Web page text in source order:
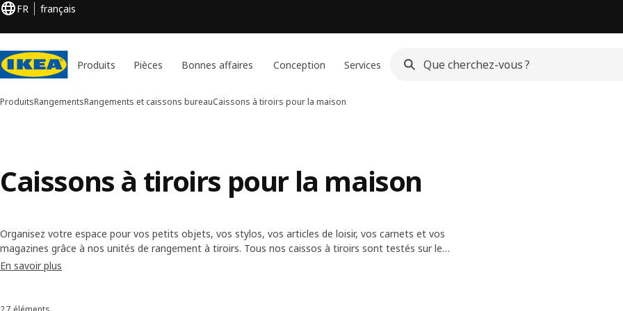
FR français
Produits Pièces Bonnes affaires Conception Services
ProduitsRangementsRangements et caissons bureauCaissons à tiroirs pour la maison
Caissons à tiroirs pour la maison
Organisez votre espace pour vos petits objets, vos stylos, vos articles de loisir, vos carnets et vos
magazines grâce à nos unités de rangement à tiroirs. Tous nos caissos à tiroirs sont testés sur le
plan de la qualité et de la sécurité et ils sont conçus pour résister à tout ce que la vie à la maison
En savoir plus